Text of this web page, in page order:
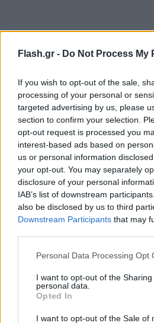
Flash.gr - Do Not Process My
If you wish to opt-out of the sale,
processing of your personal or
targeted advertising by us, please
section to confirm your selection.
opt-out request is processed you
interest-based ads based on
us or personal information
your opt-out. You may separately
disclosure of your personal
IAB’s list of downstream
also be disclosed by us to third
Downstream Participants that may
Please note that this website/app
not limited to your visit or usage
grant or deny consent to Google
use your data for below specified
consent section.
Personal Data Processing Opt
I want to opt-out of the
personal data.
Opted In
I want to opt-out of the Sale of